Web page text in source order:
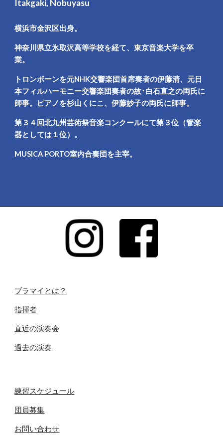
Itakgaki, Nobuyasu
横浜市金沢区出身。
神奈川県立氷取沢高等学校を経て、東京音楽大学を卒
業。
トロンボーンを元NHK交響楽団首席奏者の伊藤清、元日
本フィルハーモニー交響楽団奏者の故･白石直之の両氏に
師事。ピアノを杉山くにこ、伊藤妙子の両氏に師事。
第３４回北九州芸術祭音楽コンクールにて第３位（管楽
器としては１位）。
MUSICA PORTO室内合奏団を主宰。
ブラマイとは？
指揮者
直近の演奏会
過去の演奏
練習スケジュール
団員募集
お問い合わせ